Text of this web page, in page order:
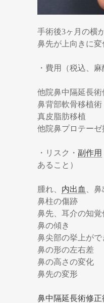
手術後3ヶ月の横
鼻先が上向きに変
・費用（税込、麻
他院鼻中隔延長
鼻背部軟骨移
真皮脂肪移
他院鼻プロテー
・リスク・ 副作用
あること）
腫れ、 内出血
、
鼻柱の傷跡
鼻先、耳介の知覚
鼻の傾き
鼻尖部の挙上がで
鼻の形の左右差
鼻の高さの変化
鼻先の変形
鼻中隔延長術修正